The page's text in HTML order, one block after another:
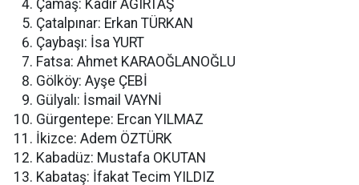
Çamaş: Kadir AĞIRTAŞ
Çatalpınar: Erkan TÜRKAN
Çaybaşı: İsa YURT
Fatsa: Ahmet KARAOĞLANOĞLU
Gölköy: Ayşe ÇEBİ
Gülyalı: İsmail VAYNİ
Gürgentepe: Ercan YILMAZ
İkizce: Adem ÖZTÜRK
Kabadüz: Mustafa OKUTAN
Kabataş: İfakat Tecim YILDIZ